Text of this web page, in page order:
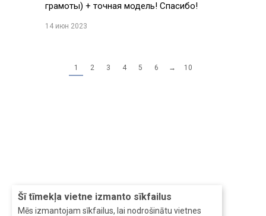
Šī tīmekļa vietne izmanto sīkfailus
Mēs izmantojam sīkfailus, lai nodrošinātu vietnes
грамоты) + точная модель! Спасибо!
14 июн 2023
1 2 3 4 5 6 → 10